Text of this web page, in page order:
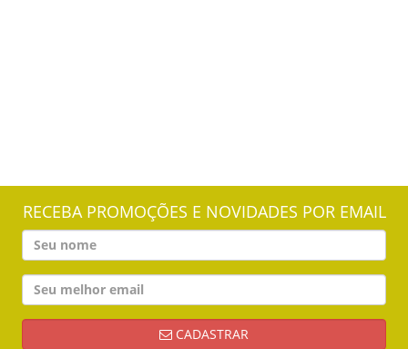
RECEBA PROMOÇÕES E NOVIDADES POR EMAIL
CADASTRAR